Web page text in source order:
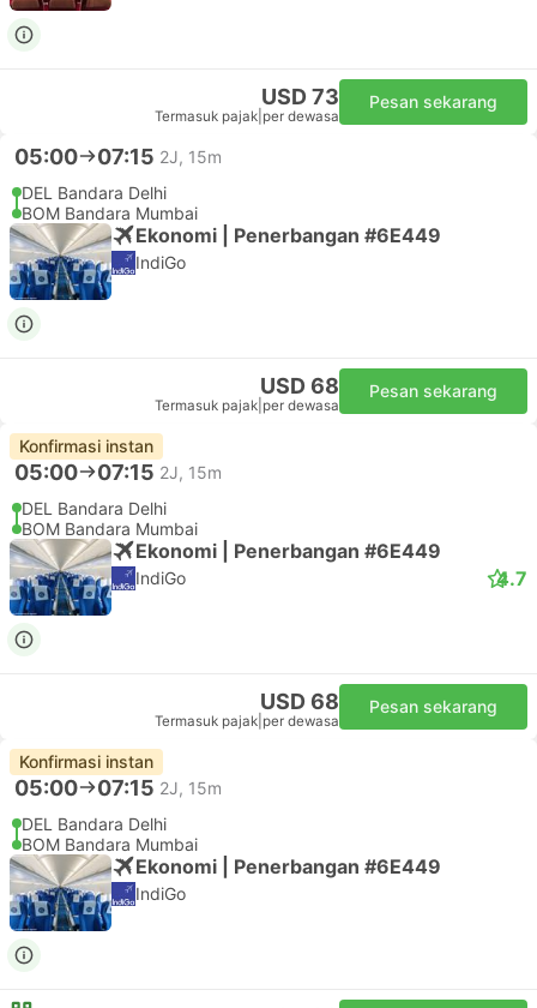
USD 73
Termasuk pajak per dewasa
Pesan sekarang
05:00 07:15 2J, 15m
DEL Bandara Delhi
BOM Bandara Mumbai
Ekonomi | Penerbangan #6E449
IndiGo
USD 68
Termasuk pajak per dewasa
Pesan sekarang
Konfirmasi instan
05:00 07:15 2J, 15m
DEL Bandara Delhi
BOM Bandara Mumbai
Ekonomi | Penerbangan #6E449
IndiGo 4.7
USD 68
Termasuk pajak per dewasa
Pesan sekarang
Konfirmasi instan
05:00 07:15 2J, 15m
DEL Bandara Delhi
BOM Bandara Mumbai
Ekonomi | Penerbangan #6E449
IndiGo